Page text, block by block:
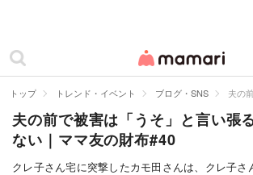
ママリ
カテゴリー一覧
妊娠
出産
トップ トレンド・イベント ブログ・SNS 夫の
夫の前で被害は「うそ」と言い張
ない｜ママ友の財布#40
クレ子さん宅に突撃したカモ田さんは、クレ子さ